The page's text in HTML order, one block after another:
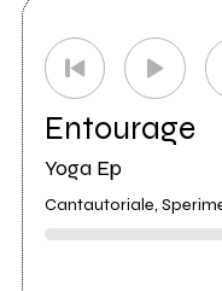
Entourage
Yoga Ep
Cantautoriale,